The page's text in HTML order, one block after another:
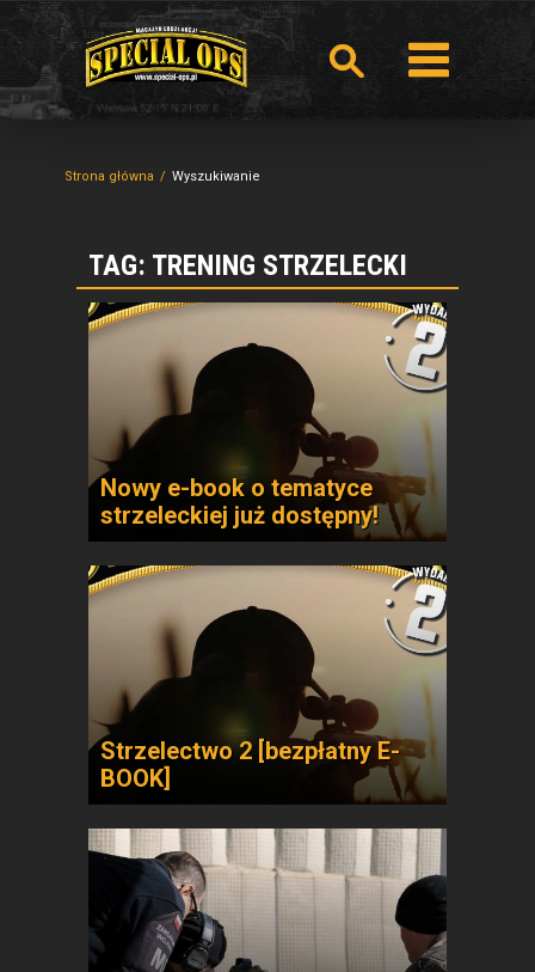
Strona główna Wyszukiwanie
TAG: TRENING STRZELECKI
Nowy e-book o tematyce
strzeleckiej już dostępny!
Strzelectwo 2 [bezpłatny E-
BOOK]